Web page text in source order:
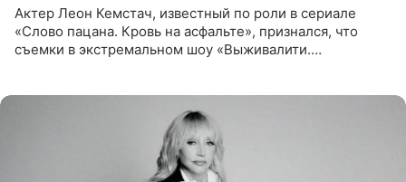
Актер Леон Кемстач, известный по роли в сериале
«Слово пацана. Кровь на асфальте», признался, что
съемки в экстремальном шоу «Выживалити.